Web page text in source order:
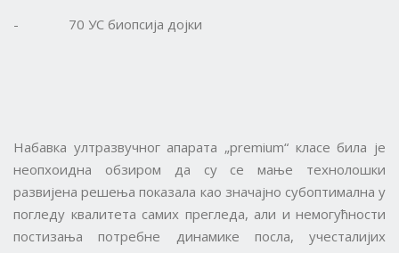
- 70 УС биопсија дојки
Набавка ултразвучног апарата „premium“ класе била је
неопхоидна обзиром да су се мање технолошки
развијена решења показала као значајно субоптимална у
погледу квалитета самих прегледа, али и немогућности
постизања потребне динамике посла, учесталијих